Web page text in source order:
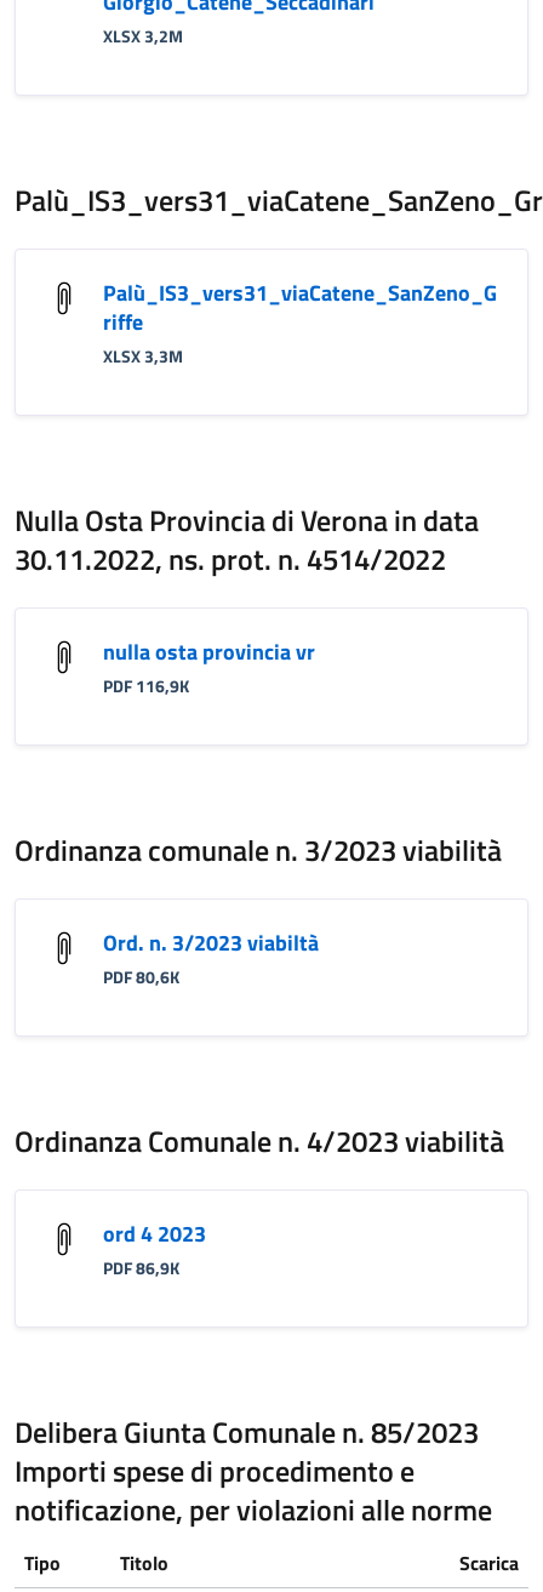
XLSX 3,2M
Palù_IS3_vers31_viaCatene_SanZeno_G
riffe
XLSX 3,3M
Nulla Osta Provincia di Verona in data
30.11.2022, ns. prot. n. 4514/2022
nulla osta provincia vr
PDF 116,9K
Ordinanza comunale n. 3/2023 viabilità
Ord. n. 3/2023 viabiltà
PDF 80,6K
Ordinanza Comunale n. 4/2023 viabilità
ord 4 2023
PDF 86,9K
Delibera Giunta Comunale n. 85/2023
Importi spese di procedimento e
notificazione, per violazioni alle norme
Tipo Titolo Scarica